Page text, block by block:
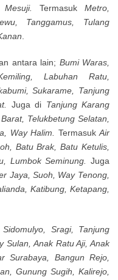
Mesuji. TermasukMetro,
Tanggamus, Tulang
antara lain; Bumi Waras,
Labuhan Ratu,
Sukarame, Tanjung
Juga di Tanjung Karang
Telukbetung Selatan,
Way Halim. TermasukAir
Batu Brak, Batu Ketulis,
Lumbok Seminung.
Juga
Jaya, Suoh, Way Tenong,
Katibung, Ketapang,
Sragi, Tanjung
Sulan, Anak Ratu Aji, Anak
Surabaya, Bangun Rejo,
Gunung Sugih, Kalirejo,